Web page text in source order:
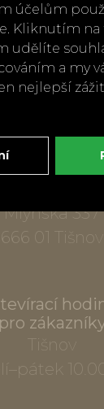
737 886
Napište nám
Setkejme se:
Mlýnská 337
666 01 Tišnov
pro
Tišnov
účelům
Kliknutím
udělíte
a my
nejlepší